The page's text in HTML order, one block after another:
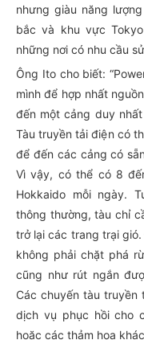
nhưng giàu năng
bắc và khu vực
những nơi có nhu cầu
Ông Ito cho biết:
mình để hợp nhất
đến một cảng duy
Tàu truyền tải điện có
để đến các cảng có
Vì vậy, có thể có 8
Hokkaido mỗi ngày.
thông thường, tàu chỉ
trở lại các trang trại
không phải chặt phá
cũng như rút ngắn
Các chuyến tàu
dịch vụ phục hồi cho
hoặc các thảm họa